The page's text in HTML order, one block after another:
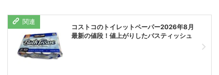
コストコのトイレットペーパー2026年8月
最新の値段！値上がりしたバスティッシュ